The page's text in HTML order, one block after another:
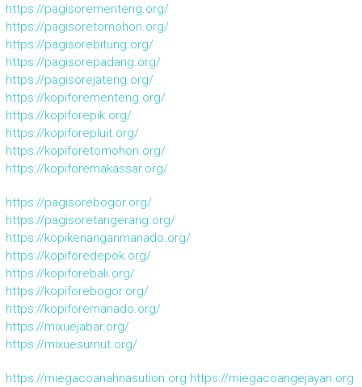
https://pagisorementeng.org/
https://pagisoretomohon.org/
https://pagisorebitung.org/
https://pagisorepadang.org/
https://pagisorejateng.org/
https://kopiforementeng.org/
https://kopiforepik.org/
https://kopiforepluit.org/
https://kopiforetomohon.org/
https://kopiforemakassar.org/
https://pagisorebogor.org/
https://pagisoretangerang.org/
https://kopikenanganmanado.org/
https://kopiforedepok.org/
https://kopiforebali.org/
https://kopiforebogor.org/
https://kopiforemanado.org/
https://mixuejabar.org/
https://mixuesumut.org/
https://miegacoanahnasution.org https://miegacoangejayan.org